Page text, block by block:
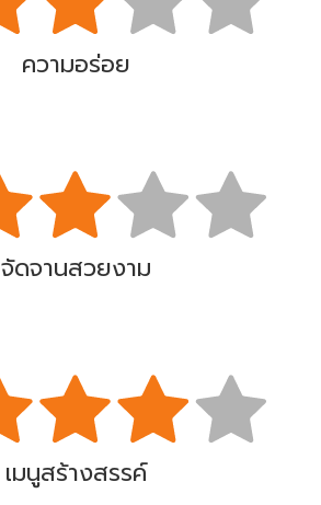
ความอร่อย
จัดจานสวยงาม
เมนูสร้างสรรค์